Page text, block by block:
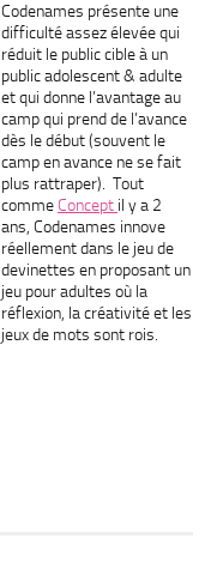
Codenames présente une
difficulté assez élevée qui
réduit le public cible à un
public adolescent & adulte
et qui donne l’avantage au
camp qui prend de l’avance
dès le début (souvent le
camp en avance ne se fait
plus rattraper). Tout
comme Concept il y a 2
ans, Codenames innove
réellement dans le jeu de
devinettes en proposant un
jeu pour adultes où la
réflexion, la créativité et les
jeux de mots sont rois.